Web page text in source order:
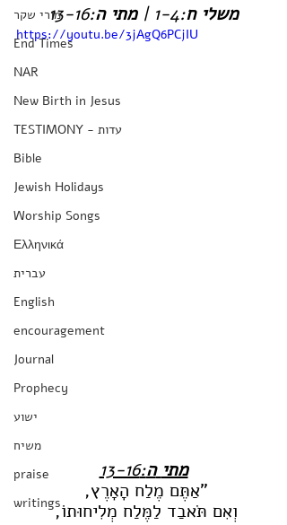
מורי שקר
End Times
NAR
New Birth in Jesus
TESTIMONY - עדות
Bible
Jewish Holidays
Worship Songs
Ελληνικά
עברית
English
encouragement
Journal
Prophecy
ישוע
משיח
praise
writings
משלי ח:1-4 | מתי ה:13-16
https://youtu.be/3jAgQ6PCjIU
מתי ה:13-16
"אַתֶּם מֶלַח הָאָרֶץ,
וְאִם תֺּאבַד לַמֶּלַח מְלִיחוּתוֹ,